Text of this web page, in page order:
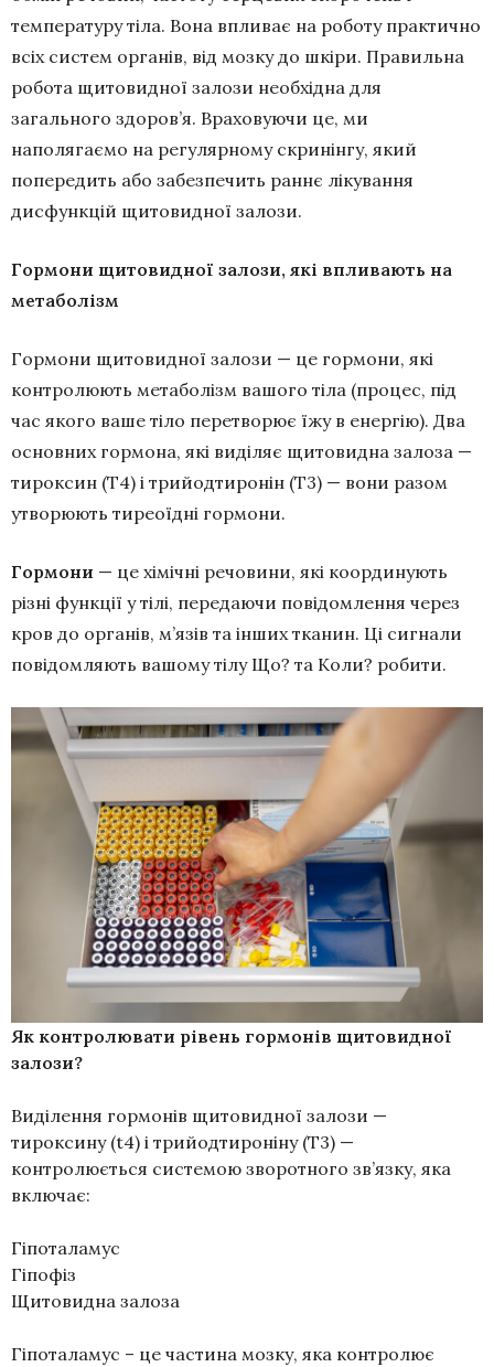
температуру тіла. Вона впливає на роботу практично
всіх систем органів, від мозку до шкіри. Правильна
робота щитовидної залози необхідна для
загального здоров’я. Враховуючи це, ми
наполягаємо на регулярному скринінгу, який
попередить або забезпечить раннє лікування
дисфункцій щитовидної залози.
Гормони щитовидної залози, які впливають на
метаболізм
Гормони щитовидної залози — це гормони, які
контролюють метаболізм вашого тіла (процес, під
час якого ваше тіло перетворює їжу в енергію). Два
основних гормона, які виділяє щитовидна залоза —
тироксин (Т4) і трийодтиронін (Т3) — вони разом
утворюють тиреоїдні гормони.
Гормони — це хімічні речовини, які координують
різні функції у тілі, передаючи повідомлення через
кров до органів, м’язів та інших тканин. Ці сигнали
повідомляють вашому тілу Що? та Коли? робити.
Як контролювати рівень гормонів щитовидної
залози?
Виділення гормонів щитовидної залози —
тироксину (t4) і трийодтироніну (T3) —
контролюється системою зворотного зв’язку, яка
включає:
Гіпоталамус
Гіпофіз
Щитовидна залоза
Гіпоталамус – це частина мозку, яка контролює